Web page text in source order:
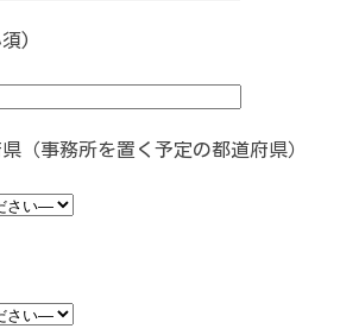
)
（事務所を置く予定の都道府県）